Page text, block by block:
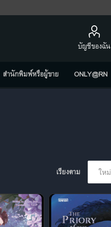
บัญชีของฉัน
สำนักพิมพ์หรือผู้ขาย ONLY@RN
เรียงตาม